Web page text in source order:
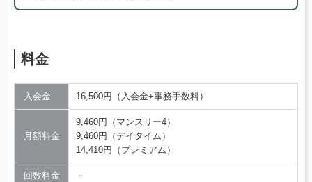
料金
入会金 16,500円（入会金+事務手数料）
月額料金
9,460円（マンスリー4）
9,460円（デイタイム）
14,410円（プレミアム）
回数料金 －